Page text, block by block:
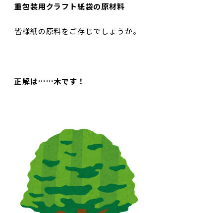
重包装用クラフト紙袋の原材料
皆様紙の原料をご存じでしょうか。
正解は……木です！